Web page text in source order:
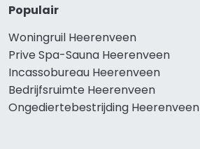
Populair
Woningruil Heerenveen
Prive Spa-Sauna Heerenveen
Incassobureau Heerenveen
Bedrijfsruimte Heerenveen
Ongediertebestrijding Heerenveen